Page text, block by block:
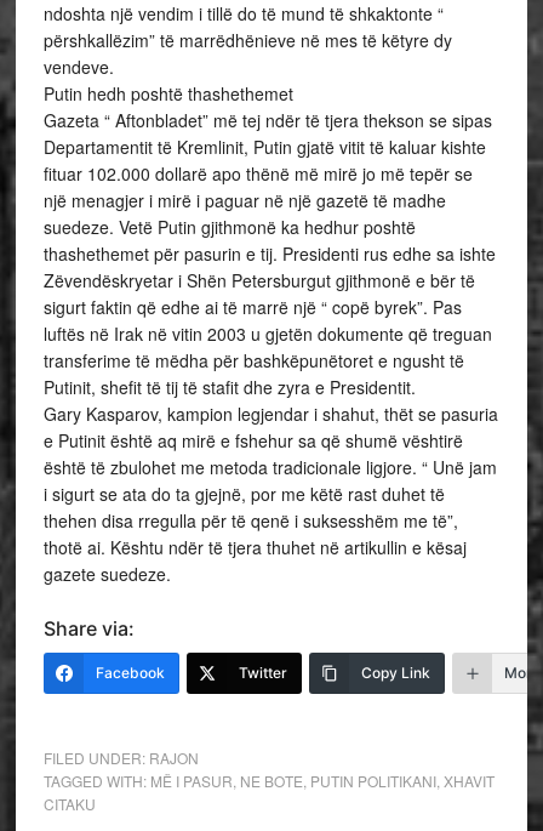
ndoshta një vendim i tillë do të mund të shkaktonte “
përshkallëzim” të marrëdhënieve në mes të këtyre dy
vendeve.
Putin hedh poshtë thashethemet
Gazeta “ Aftonbladet” më tej ndër të tjera thekson se sipas
Departamentit të Kremlinit, Putin gjatë vitit të kaluar kishte
fituar 102.000 dollarë apo thënë më mirë jo më tepër se
një menagjer i mirë i paguar në një gazetë të madhe
suedeze. Vetë Putin gjithmonë ka hedhur poshtë
thashethemet për pasurin e tij. Presidenti rus edhe sa ishte
Zëvendëskryetar i Shën Petersburgut gjithmonë e bër të
sigurt faktin që edhe ai të marrë një “ copë byrek”. Pas
luftës në Irak në vitin 2003 u gjetën dokumente që treguan
transferime të mëdha për bashkëpunëtoret e ngusht të
Putinit, shefit të tij të stafit dhe zyra e Presidentit.
Gary Kasparov, kampion legjendar i shahut, thët se pasuria
e Putinit është aq mirë e fshehur sa që shumë vështirë
është të zbulohet me metoda tradicionale ligjore. “ Unë jam
i sigurt se ata do ta gjejnë, por me këtë rast duhet të
thehen disa rregulla për të qenë i suksesshëm me të”,
thotë ai. Kështu ndër të tjera thuhet në artikullin e kësaj
gazete suedeze.
Share via:
Facebook Twitter Copy Link More
FILED UNDER: RAJON
TAGGED WITH: MË I PASUR NE BOTE PUTIN POLITIKANI, XHAVIT
CITAKU